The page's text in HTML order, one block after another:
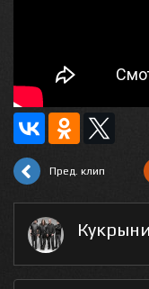
Пред. клип